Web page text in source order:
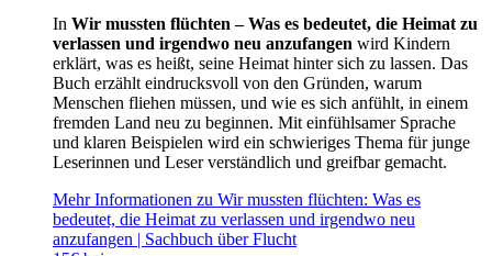
In Wir mussten flüchten – Was es bedeutet, die Heimat zu
verlassen und irgendwo neu anzufangen wird Kindern
erklärt, was es heißt, seine Heimat hinter sich zu lassen. Das
Buch erzählt eindrucksvoll von den Gründen, warum
Menschen fliehen müssen, und wie es sich anfühlt, in einem
fremden Land neu zu beginnen. Mit einfühlsamer Sprache
und klaren Beispielen wird ein schwieriges Thema für junge
Leserinnen und Leser verständlich und greifbar gemacht.
Mehr Informationen zu Wir mussten flüchten: Was es
bedeutet, die Heimat zu verlassen und irgendwo neu
anzufangen | Sachbuch über Flucht